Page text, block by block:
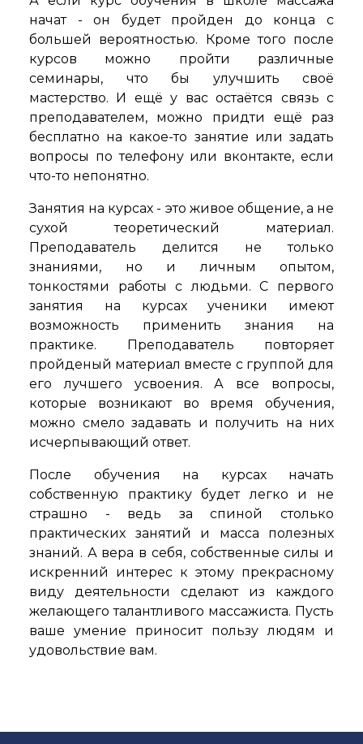
начат - он будет пройден до конца с
большей вероятностью. Кроме того после
курсов можно пройти различные
семинары, что бы улучшить своё
мастерство. И ещё у вас остаётся связь с
преподавателем, можно придти ещё раз
бесплатно на какое-то занятие или задать
вопросы по телефону или вконтакте, если
что-то непонятно.
Занятия на курсах - это живое общение, а не
сухой теоретический материал.
Преподаватель делится не только
знаниями, но и личным опытом,
тонкостями работы с людьми. С первого
занятия на курсах ученики имеют
возможность применить знания на
практике. Преподаватель повторяет
пройденый материал вместе с группой для
его лучшего усвоения. А все вопросы,
которые возникают во время обучения,
можно смело задавать и получить на них
исчерпывающий ответ.
После обучения на курсах начать
собственную практику будет легко и не
страшно - ведь за спиной столько
практических занятий и масса полезных
знаний. А вера в себя, собственные силы и
искренний интерес к этому прекрасному
виду деятельности сделают из каждого
желающего талантливого массажиста. Пусть
ваше умение приносит пользу людям и
удовольствие вам.